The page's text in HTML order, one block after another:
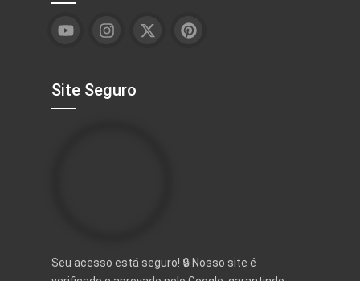
Site Seguro
Seu acesso está seguro! 🔒 Nosso site é